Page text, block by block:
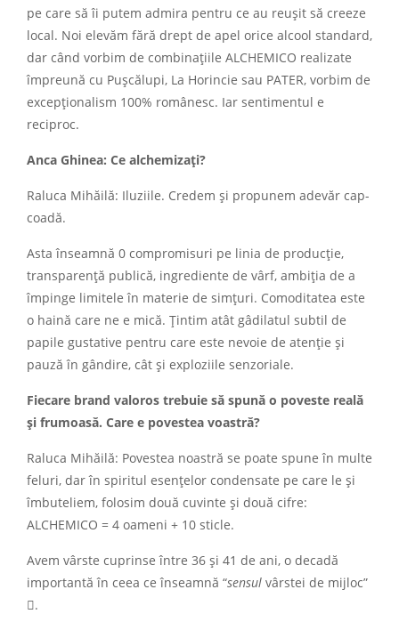
pe care să îi putem admira pentru ce au reușit să creeze
local. Noi elevăm fără drept de apel orice alcool standard,
dar când vorbim de combinațiile ALCHEMICO realizate
împreună cu Pușcălupi, La Horincie sau PATER, vorbim de
excepționalism 100% românesc. Iar sentimentul e
reciproc.
Anca Ghinea: Ce alchemizați?
Raluca Mihăilă: Iluziile. Credem și propunem adevăr cap-
coadă.
Asta înseamnă 0 compromisuri pe linia de producție,
transparență publică, ingrediente de vârf, ambiția de a
împinge limitele în materie de simțuri. Comoditatea este
o haină care ne e mică. Țintim atât gâdilatul subtil de
papile gustative pentru care este nevoie de atenție și
pauză în gândire, cât și exploziile senzoriale.
Fiecare brand valoros trebuie să spună o poveste reală
și frumoasă. Care e povestea voastră?
Raluca Mihăilă: Povestea noastră se poate spune în multe
feluri, dar în spiritul esențelor condensate pe care le și
îmbuteliem, folosim două cuvinte și două cifre:
ALCHEMICO = 4 oameni + 10 sticle.
Avem vârste cuprinse între 36 și 41 de ani, o decadă
importantă în ceea ce înseamnă “sensul vârstei de mijloc”
.